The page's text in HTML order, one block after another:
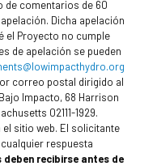
de comentarios de 60
Dicha apelación
el Proyecto no cumple
de apelación se pueden
correo postal dirigido al
Impacto, 68 Harrison
02111-1929.
sitio web. El solicitante
respuesta
recibirse antes de